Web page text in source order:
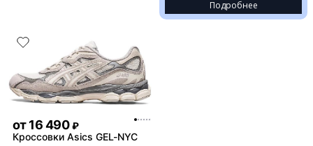
Подробнее
от16 490 ₽
Кроссовки Asics GEL-NYC